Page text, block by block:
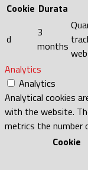
Cookie Durata
d
3
months
Analytics
Analytics
Analytical cookies
with the website.
metrics the
Cookie